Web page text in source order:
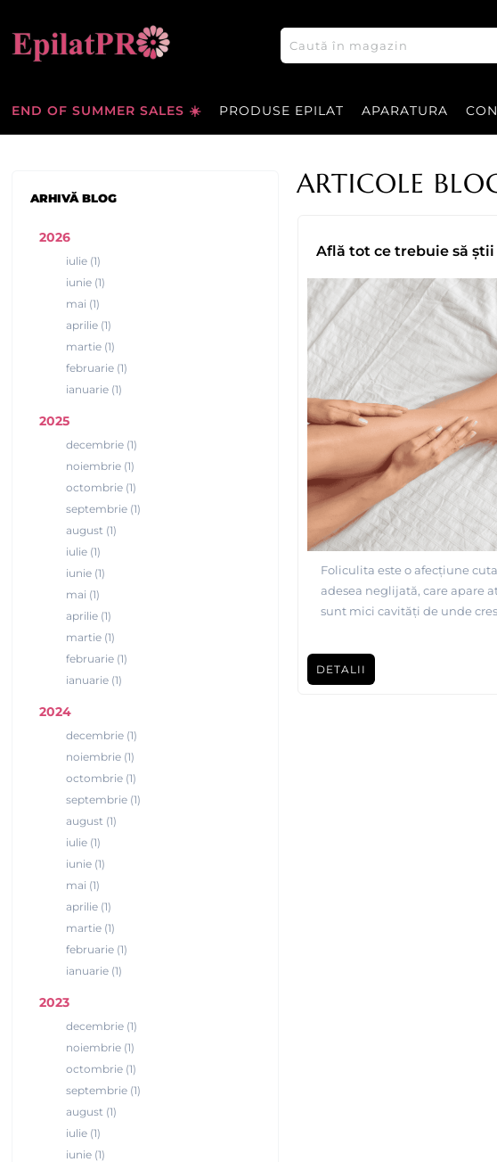
END OF SUMMER SALES ☀️ PRODUSE EPILAT APARATURA
ARHIVĂ BLOG
2026
iulie (1)
iunie (1)
mai (1)
aprilie (1)
martie (1)
februarie (1)
ianuarie (1)
2025
decembrie (1)
noiembrie (1)
octombrie (1)
septembrie (1)
august (1)
iulie (1)
iunie (1)
mai (1)
aprilie (1)
martie (1)
februarie (1)
ianuarie (1)
2024
decembrie (1)
noiembrie (1)
octombrie (1)
septembrie (1)
august (1)
iulie (1)
iunie (1)
mai (1)
aprilie (1)
martie (1)
februarie (1)
ianuarie (1)
2023
decembrie (1)
noiembrie (1)
octombrie (1)
septembrie (1)
august (1)
iulie (1)
iunie (1)
ARTICOLE
Află tot ce trebuie să
Foliculita este o afecțiune
adesea neglijată, care apare
sunt mici cavități de unde
afecta orice zonă a corpului,
predispusă la iritații.
DETALII